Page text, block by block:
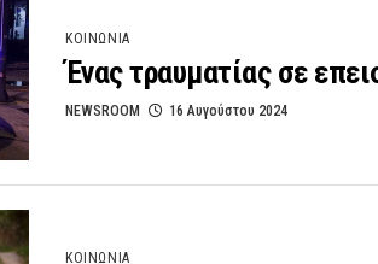
ΚΟΙΝΩΝΙΑ
Ένας τραυματίας σε
NEWSROOM 16 Αυγούστου 2024
ΚΟΙΝΩΝΙΑ